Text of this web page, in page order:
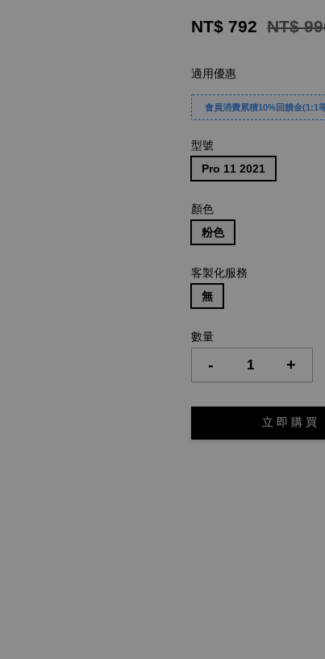
NT$ 792 NT$
適用優惠
會員消費累積10%回饋金(1:1
型號
Pro 11 2021
顏色
粉色
客製化服務
無
數量
- +
立 即 購 買